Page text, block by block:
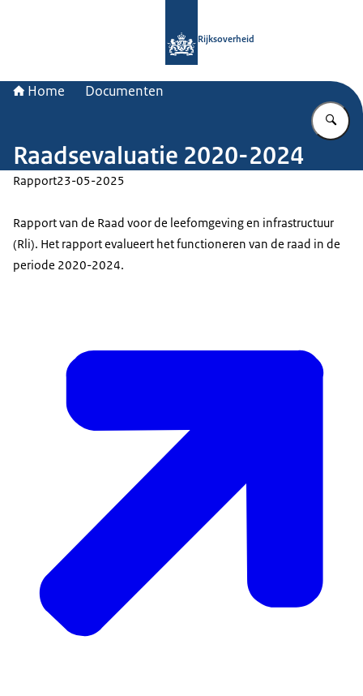
Rijksoverheid
Home Documenten
Raadsevaluatie 2020-2024
Rapport23-05-2025
Rapport van de Raad voor de leefomgeving en infrastructuur
(Rli). Het rapport evalueert het functioneren van de raad in de
periode 2020-2024.